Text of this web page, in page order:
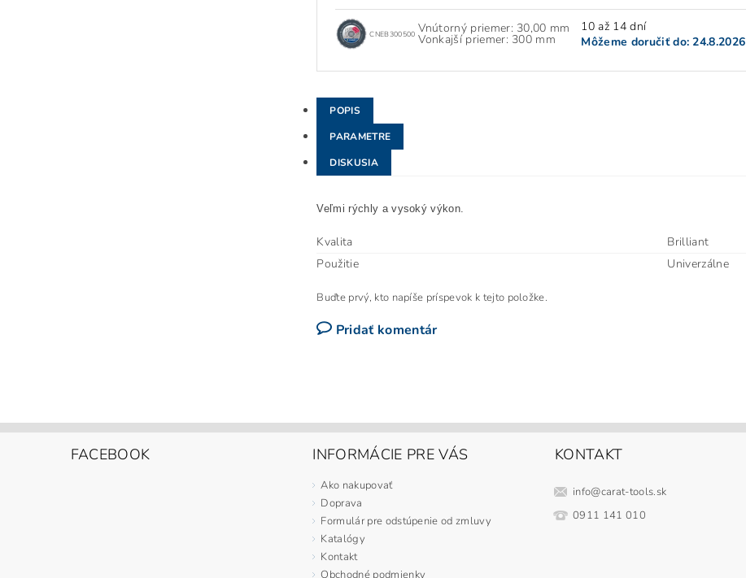
CNEB300500 Vnútorný priemer: 30,00 mm
Vonkajší priemer: 300 mm
10 až 14 dní
Môžeme doručiť do: 24.8.2026
POPIS
PARAMETRE
DISKUSIA
Veľmi rýchly a vysoký výkon.
Kvalita
Brilliant
Použitie
Univerzálne
Buďte prvý, kto napíše príspevok k tejto položke.
Pridať komentár
FACEBOOK INFORMÁCIE PRE VÁS
Ako nakupovať
Doprava
Formulár pre odstúpenie od zmluvy
Katalógy
Kontakt
Obchodné podmienky
KONTAKT
info@carat-tools.sk
0911 141 010